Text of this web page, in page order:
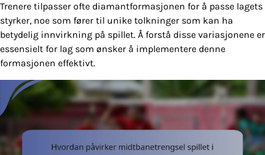
Trenere tilpasser ofte diamantformasjonen for å passe lagets
styrker, noe som fører til unike tolkninger som kan ha
betydelig innvirkning på spillet. Å forstå disse variasjonene er
essensielt for lag som ønsker å implementere denne
formasjonen effektivt.